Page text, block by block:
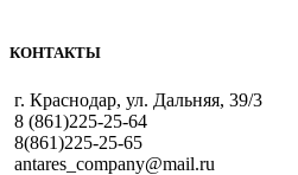
КОНТАКТЫ
г. Краснодар, ул. Дальняя, 39/3
8 (861)225-25-64
8(861)225-25-65
antares_company@mail.ru